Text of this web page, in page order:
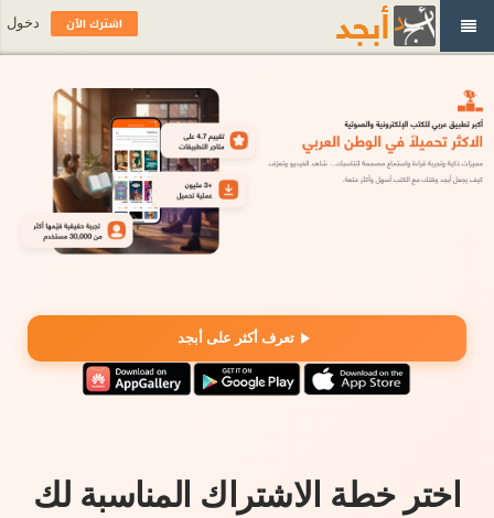
تعرف أكثر على أبجد
اختر خطة الاشتراك المناسبة لك
اشترك الآن دخول